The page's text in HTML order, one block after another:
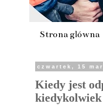
Strona główna
czwartek, 15
Kiedy jest
kiedykolwiek